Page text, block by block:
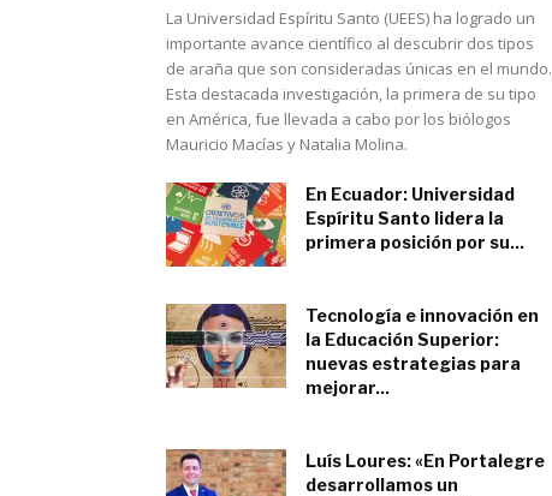
La Universidad Espíritu Santo (UEES) ha logrado un
importante avance científico al descubrir dos tipos
de araña que son consideradas únicas en el mundo.
Esta destacada investigación, la primera de su tipo
en América, fue llevada a cabo por los biólogos
Mauricio Macías y Natalia Molina.
En Ecuador: Universidad
Espíritu Santo lidera la
primera posición por su...
Tecnología e innovación en
la Educación Superior:
nuevas estrategias para
mejorar...
Luís Loures: «En Portalegre
desarrollamos un